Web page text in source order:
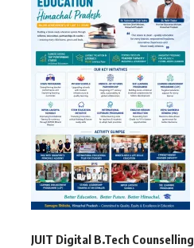
JUIT Digital B.Tech Counselling